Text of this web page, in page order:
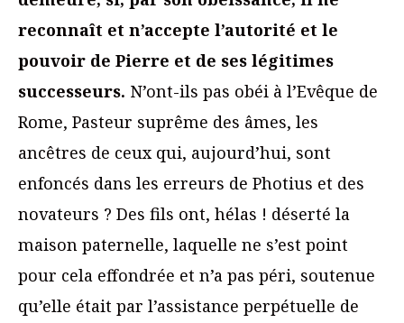
reconnaît et n’accepte l’autorité et le
pouvoir de Pierre et de ses légitimes
successeurs. N’ont-ils pas obéi à l’Evêque de
Rome, Pasteur suprême des âmes, les
ancêtres de ceux qui, aujourd’hui, sont
enfoncés dans les erreurs de Photius et des
novateurs ? Des fils ont, hélas ! déserté la
maison paternelle, laquelle ne s’est point
pour cela effondrée et n’a pas péri, soutenue
qu’elle était par l’assistance perpétuelle de